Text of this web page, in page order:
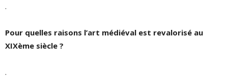
.
Pour quelles raisons l’art médiéval est revalorisé au
XIXème siècle ?
.